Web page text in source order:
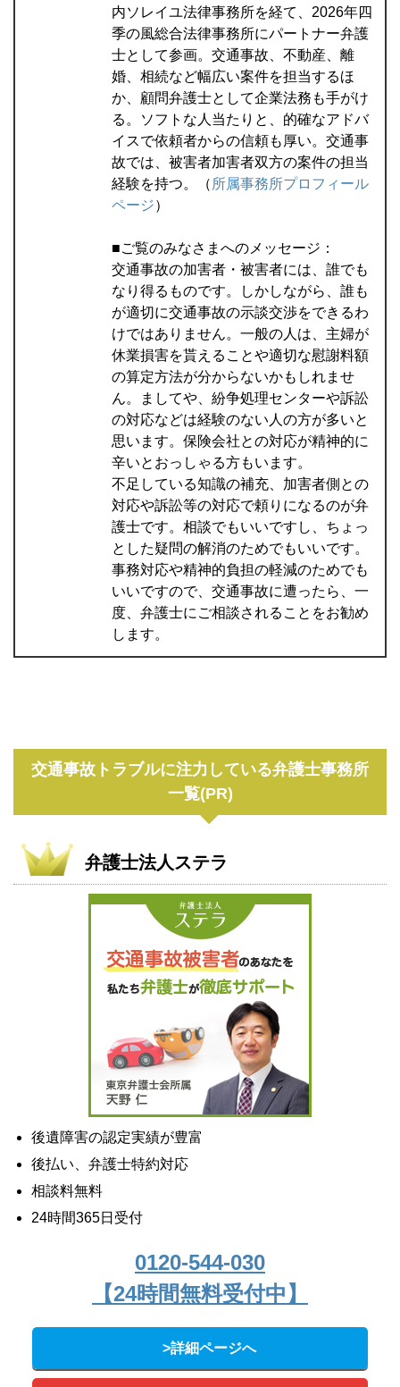
内ソレイユ法律事務所を経て、2026年四
季の風総合法律事務所にパートナー弁護
士として参画。交通事故、不動産、離
婚、相続など幅広い案件を担当するほ
か、顧問弁護士として企業法務も手がけ
る。ソフトな人当たりと、的確なアドバ
イスで依頼者からの信頼も厚い。交通事
故では、被害者加害者双方の案件の担当
経験を持つ。（所属事務所プロフィール
ページ）
■ご覧のみなさまへのメッセージ：
交通事故の加害者・被害者には、誰でも
なり得るものです。しかしながら、誰も
が適切に交通事故の示談交渉をできるわ
けではありません。一般の人は、主婦が
休業損害を貰えることや適切な慰謝料額
の算定方法が分からないかもしれませ
ん。ましてや、紛争処理センターや訴訟
の対応などは経験のない人の方が多いと
思います。保険会社との対応が精神的に
辛いとおっしゃる方もいます。
不足している知識の補充、加害者側との
対応や訴訟等の対応で頼りになるのが弁
護士です。相談でもいいですし、ちょっ
とした疑問の解消のためでもいいです。
事務対応や精神的負担の軽減のためでも
いいですので、交通事故に遭ったら、一
度、弁護士にご相談されることをお勧め
します。
交通事故トラブルに注力している弁護士事務所
一覧(PR)
弁護士法人ステラ
後遺障害の認定実績が豊富
後払い、弁護士特約対応
相談料無料
24時間365日受付
0120-544-030
【24時間無料受付中】
>詳細ページへ